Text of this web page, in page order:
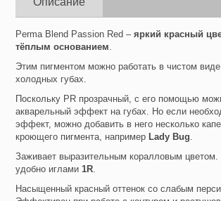
Perma Blend Passion Red –яркий красный
тёплым основанием.
Этим пигментом можно работать в чистом
холодных губах.
Поскольку PR прозрачный, с его помощью
акварельный эффект на губах. Но если
эффект, можно добавить в него несколько
кроющего пигмента, например Lady Bug.
Заживает выразительным коралловым цветом.
удобно иглами1R.
Насыщенный красный оттенок со слабым